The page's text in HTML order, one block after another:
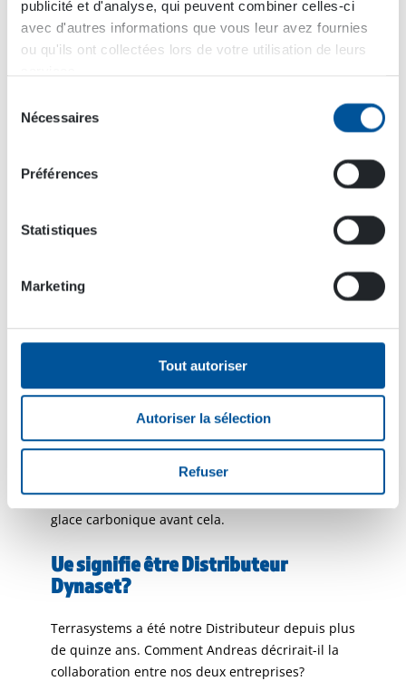
publicité et d'analyse, qui peuvent combiner celles-ci
avec d'autres informations que vous leur avez fournies
ou qu'ils ont collectées lors de votre utilisation de leurs
Nécessaires
Préférences
Statistiques
Marketing
Tout autoriser
Autoriser la sélection
Refuser
clientèle particulièrement importante pour
Terrasystems. Ici un système d’abattage de poussière
fraiseuse d’excavation pour les contrôle d’émissions
de poussières sur un chantier de percage de tunnel.
matière de produits Dynaset?
Il y a de nombreuses années de cela nous avons
vendu une génératrice hydraulique HG à
l’aéroport de Zurich. Ils s’en servaient pour
tour à nettoyer les éclairages de la piste
d’aterrissage. Cela nous avait surpris car je
n’avais jamais entendu parler de nettoyage à la
glace carbonique avant cela.
Ue signifie être Distributeur
Dynaset?
Terrasystems a été notre Distributeur depuis plus
de quinze ans. Comment Andreas décrirait-il la
collaboration entre nos deux entreprises?